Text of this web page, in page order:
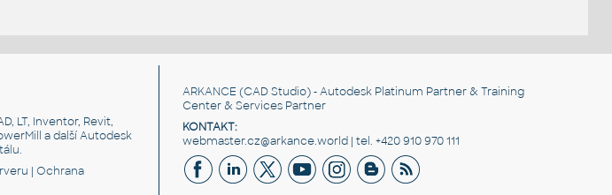
LT, Inventor, Revit,
a další Autodesk
.
|Ochrana
ARKANCE (CAD Studio) - Autodesk Platinum Partner & Training
Center & Services Partner
KONTAKT:
webmaster.cz@arkance.world | tel. +420 910 970 111